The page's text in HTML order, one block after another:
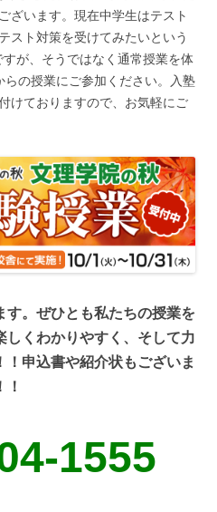
ざいます。現在中学生はテスト
スト対策を受けてみたいという
が、そうではなく通常授業を体
の授業にご参加ください。入塾
けておりますので、お気軽にご
す。ぜひとも私たちの授業を
しくわかりやすく、そして力
申込書や紹介状もございま
1555